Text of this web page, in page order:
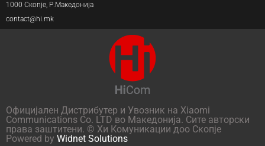
1000 Скопје, Р.Македонија
contact@hi.mk
Официјален Дистрибутер и Увозник на Xiaomi
Communications Co. LTD во Македонија. Сите авторски
права заштитени. © Хи Комуникации доо Скопје
Powered by Widnet Solutions